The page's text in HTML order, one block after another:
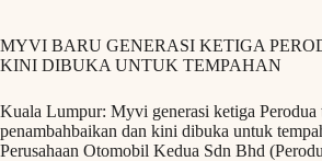
MYVI BARU GENERASI KETIGA
KINI DIBUKA UNTUK TEMPAHAN
Kuala Lumpur: Myvi generasi ketiga Perodua
penambahbaikan dan kini dibuka untuk
Perusahaan Otomobil Kedua Sdn Bhd